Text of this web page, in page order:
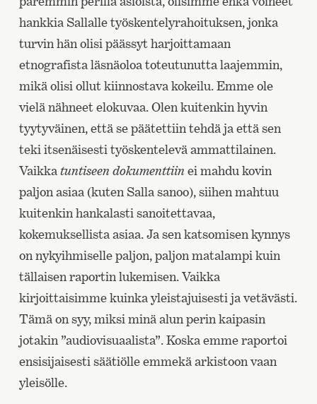
hankkia Sallalle työskentelyrahoituksen, jonka
turvin hän olisi päässyt harjoittamaan
etnografista läsnäoloa toteutunutta laajemmin,
mikä olisi ollut kiinnostava kokeilu. Emme ole
vielä nähneet elokuvaa. Olen kuitenkin hyvin
tyytyväinen, että se päätettiin tehdä ja että sen
teki itsenäisesti työskentelevä ammattilainen.
Vaikkatuntiseen dokumenttiin ei mahdu kovin
paljon asiaa (kuten Salla sanoo), siihen mahtuu
kuitenkin hankalasti sanoitettavaa,
kokemuksellista asiaa. Ja sen katsomisen kynnys
on nykyihmiselle paljon, paljon matalampi kuin
tällaisen raportin lukemisen. Vaikka
kirjoittaisimme kuinka yleistajuisesti ja vetävästi.
Tämä on syy, miksi minä alun perin kaipasin
jotakin ”audiovisuaalista”. Koska emme raportoi
ensisijaisesti säätiölle emmekä arkistoon vaan
yleisölle.